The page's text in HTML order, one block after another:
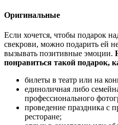
Оригинальные
Если хочется, чтобы подарок
свекрови, можно подарить ей
вызывать позитивные эмоции.
понравиться такой подарок,
билеты в театр или на
единоличная либо
профессионального
проведение праздника с
ресторане;